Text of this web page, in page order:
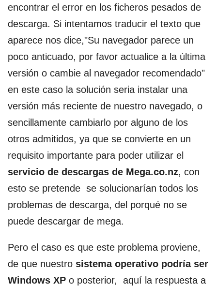
encontrar el error en los ficheros pesados de
descarga. Si intentamos traducir el texto que
aparece nos dice,"Su navegador parece un
poco anticuado, por favor actualice a la última
versión o cambie al navegador recomendado"
en este caso la solución seria instalar una
versión más reciente de nuestro navegado, o
sencillamente cambiarlo por alguno de los
otros admitidos, ya que se convierte en un
requisito importante para poder utilizar el
servicio de descargas de Mega.co.nz, con
esto se pretende se solucionarían todos los
problemas de descarga, del porqué no se
puede descargar de mega.
Pero el caso es que este problema proviene,
de que nuestro sistema operativo podría ser
Windows XP o posterior, aquí la respuesta a